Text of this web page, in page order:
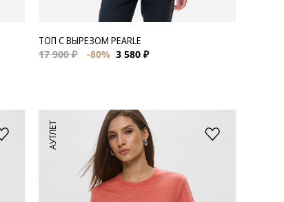
ТОП С ВЫРЕЗОМ PEARLE
17 900 ₽
-80% 3 580 ₽
АУТЛЕТ